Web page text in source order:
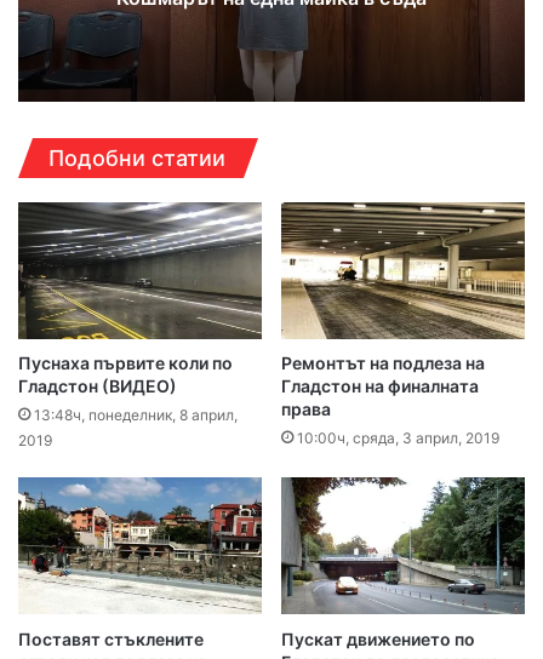
Подобни статии
Пуснаха първите коли по
Гладстон (ВИДЕО)
13:48ч, понеделник, 8 април,
2019
Ремонтът на подлеза на
Гладстон на финалната
права
10:00ч, сряда, 3 април, 2019
Поставят стъклените
Пускат движението по